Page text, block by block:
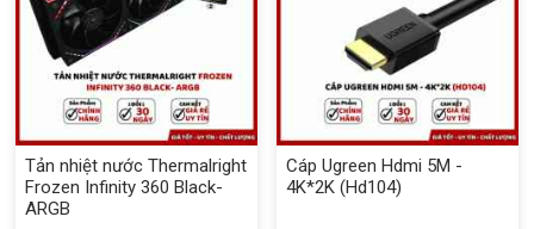
Tản nhiệt nước Thermalright
Frozen Infinity 360 Black-
ARGB
Cáp Ugreen Hdmi 5M -
4K*2K (Hd104)